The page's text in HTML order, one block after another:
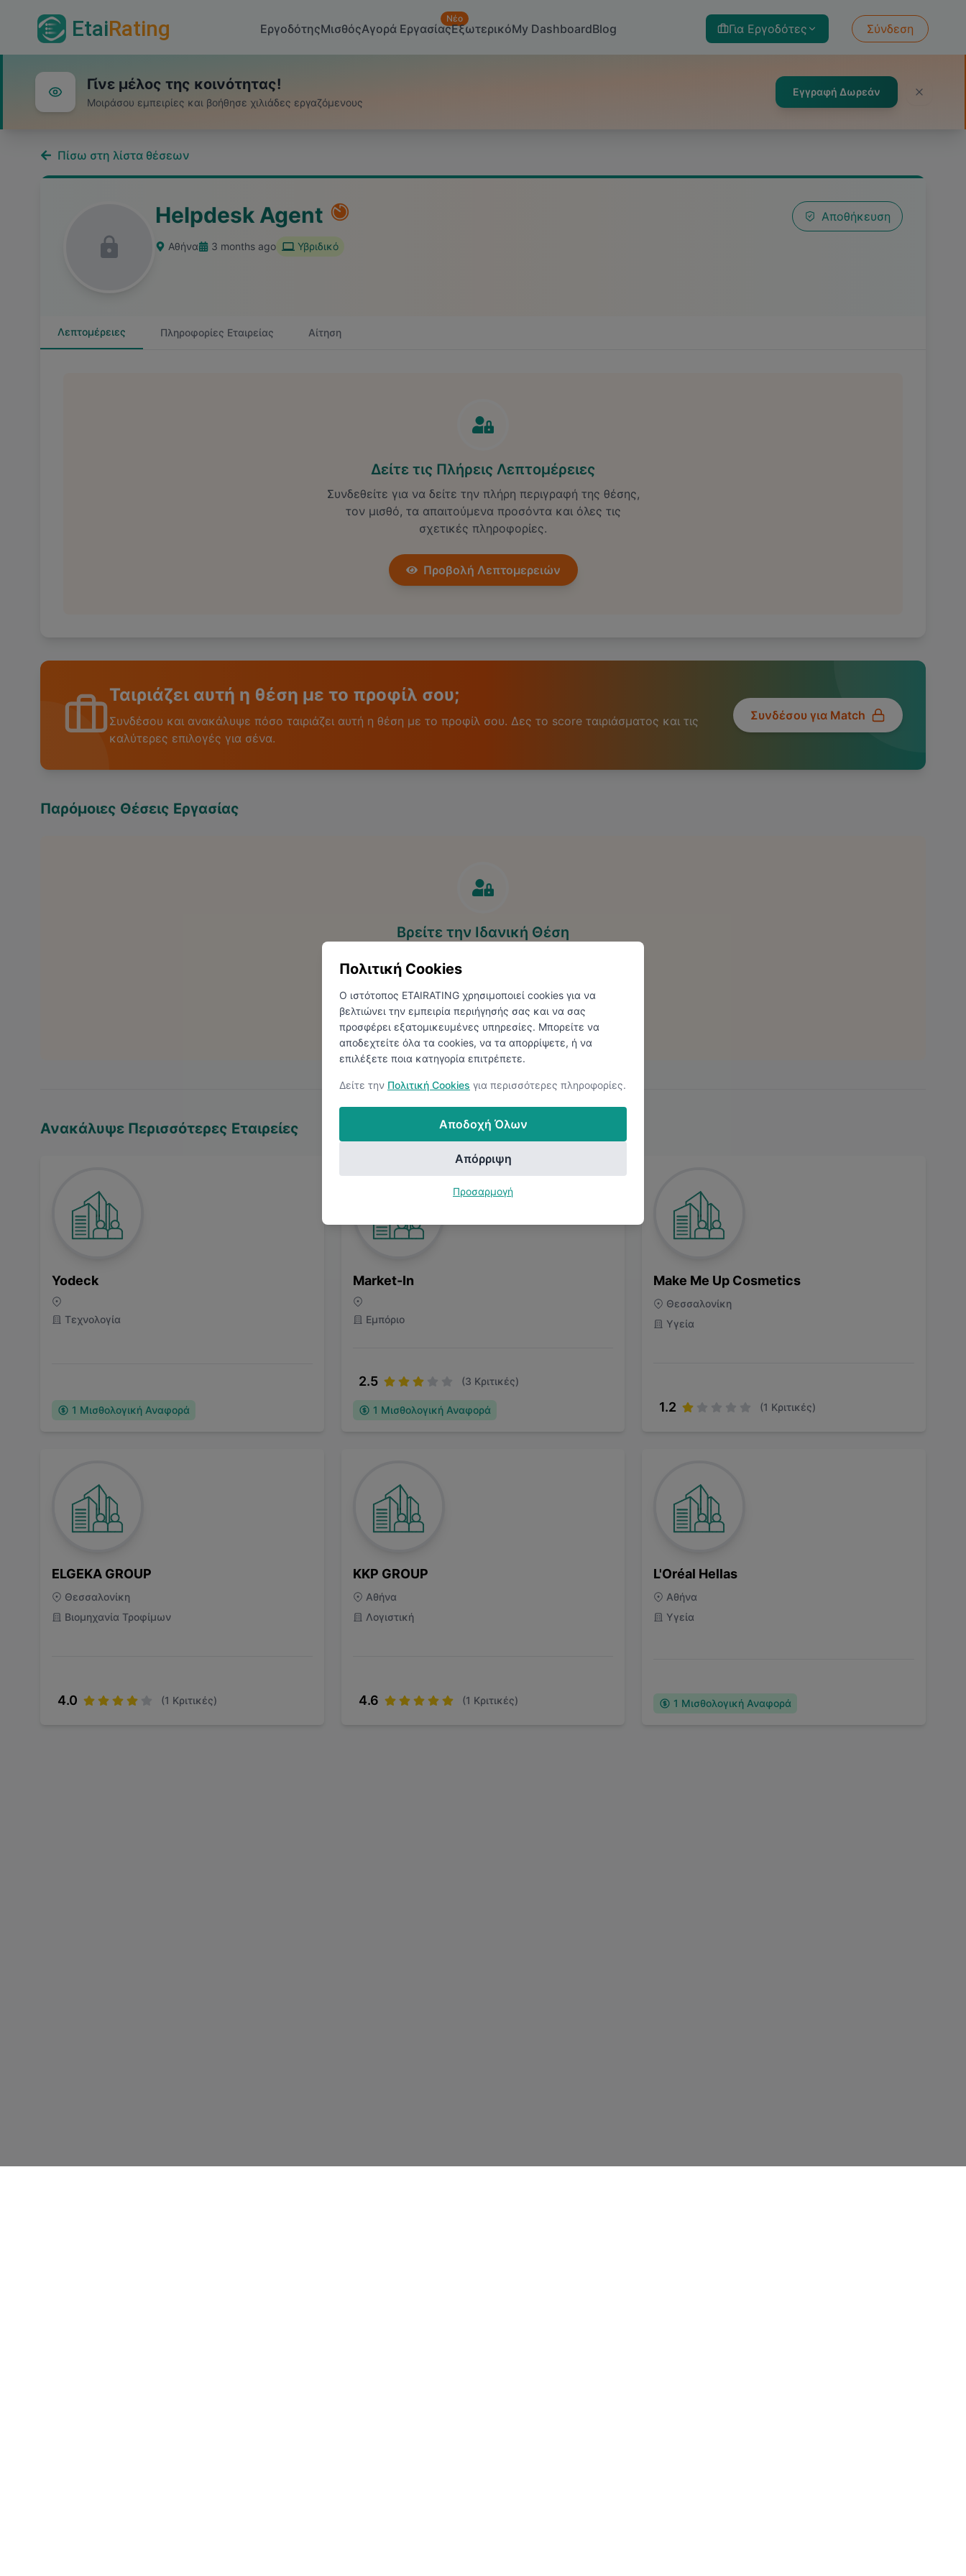
EtaiRating ΕργοδότηςΜισθόςΑγορά Εργασίας
Νέο
ΕξωτερικόMy DashboardBlog Για Εργοδότες Σύνδεση
Γίνε μέλος της κοινότητας!
Μοιράσου εμπειρίες και βοήθησε χιλιάδες εργαζόμενους
Εγγραφή Δωρεάν
Πίσω στη λίστα θέσεων
Helpdesk Agent
Αθήνα 3 months ago Υβριδικό
Αποθήκευση
Λεπτομέρειες Πληροφορίες Εταιρείας Αίτηση
Δείτε τις Πλήρεις Λεπτομέρειες
Συνδεθείτε για να δείτε την πλήρη περιγραφή της θέσης,
τον μισθό, τα απαιτούμενα προσόντα και όλες τις
σχετικές πληροφορίες.
Προβολή Λεπτομερειών
Ταιριάζει αυτή η θέση με το προφίλ σου;
Συνδέσου και ανακάλυψε πόσο ταιριάζει αυτή η θέση με το προφίλ σου. Δες το score ταιριάσματος και τις
καλύτερες επιλογές για σένα.
Συνδέσου για Match
Παρόμοιες Θέσεις Εργασίας
Βρείτε την Ιδανική Θέση
προφίλ σας. Συνδεθείτε για να δείτε παρόμοιες αγγελίες.
Προβολή Παρόμοιων Θέσεων
Ανακάλυψε Περισσότερες Εταιρείες
Yodeck
Τεχνολογία
1 Μισθολογική Αναφορά
Market-In
Εμπόριο
2.5 (3 Κριτικές)
1 Μισθολογική Αναφορά
Make Me Up Cosmetics
Θεσσαλονίκη
Υγεία
1.2 (1 Κριτικές)
ELGEKA GROUP
Θεσσαλονίκη
Βιομηχανία Τροφίμων
4.0 (1 Κριτικές)
KKP GROUP
Αθήνα
Λογιστική
4.6 (1 Κριτικές)
L'Oréal Hellas
Αθήνα
Υγεία
1 Μισθολογική Αναφορά
Πολιτική Cookies
Ο ιστότοπος ETAIRATING χρησιμοποιεί cookies για να
βελτιώνει την εμπειρία περιήγησής σας και να σας
προσφέρει εξατομικευμένες υπηρεσίες. Μπορείτε να
αποδεχτείτε όλα τα cookies, να τα απορρίψετε, ή να
επιλέξετε ποια κατηγορία επιτρέπετε.
Δείτε την Πολιτική Cookies για περισσότερες πληροφορίες.
Αποδοχή Όλων
Απόρριψη
Προσαρμογή